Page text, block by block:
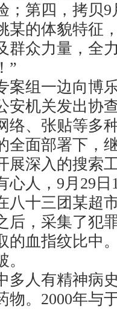
；第四，拷贝
某的体貌特征
群众力量，全
”
组一边向博
安机关发出协
络、张贴等多
全面部署下，
展深入的搜索
人，9月29日
八十三团某超
后，采集了犯
血指纹比中
人有精神病史
物。2000年与